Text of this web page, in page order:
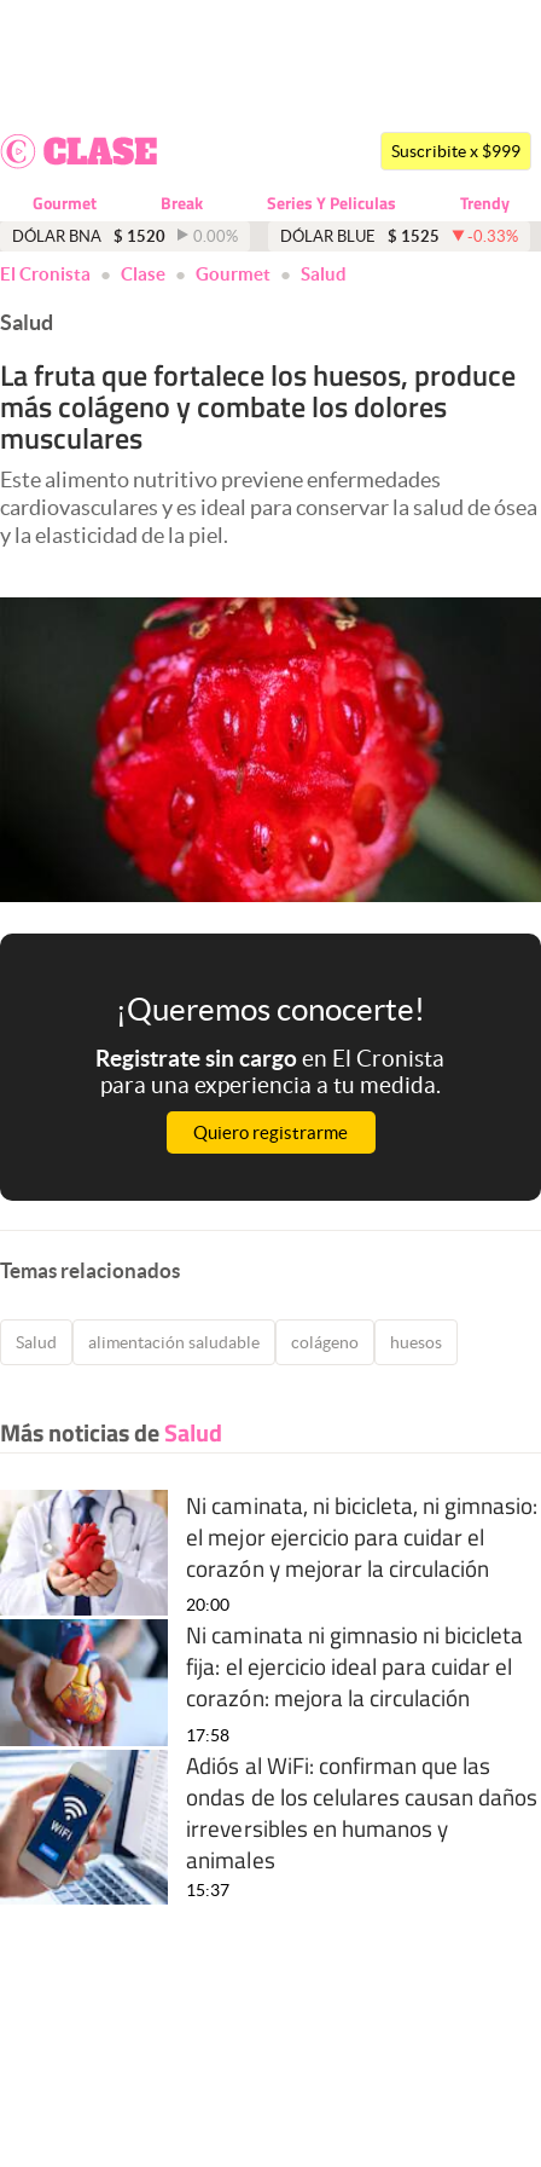
Dólar
Economía y Política
Finanzas y Mercados
Negocios
Columnistas
Apertura
Clase
Eventos Corporativos
El Cronista Studio
abre en nueva pestaña
Suscribite x $999
Gourmet Break Series Y Peliculas Trendy
DÓLAR BNA $ 1520 0.00% DÓLAR BLUE $ 1525 -0.33%
El Cronista Clase Gourmet Salud
Salud
La fruta que fortalece los huesos, produce
más colágeno y combate los dolores
musculares
Este alimento nutritivo previene enfermedades
cardiovasculares y es ideal para conservar la salud de ósea
y la elasticidad de la piel.
¡Queremos conocerte!
Registrate sin cargoen El Cronista
para una experiencia a tu medida.
Quiero registrarme
Temas relacionados
Salud alimentación saludable colágeno huesos
Más noticias deSalud
Ni caminata, ni bicicleta, ni gimnasio:
el mejor ejercicio para cuidar el
corazón y mejorar la circulación
20:00
Ni caminata ni gimnasio ni bicicleta
fija: el ejercicio ideal para cuidar el
corazón: mejora la circulación
17:58
Adiós al WiFi: confirman que las
ondas de los celulares causan daños
irreversibles en humanos y
animales
15:37